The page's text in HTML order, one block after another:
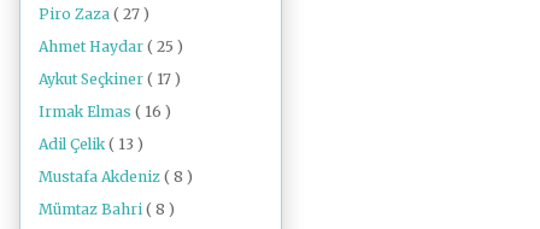
Piro Zaza ( 27 )
Ahmet Haydar ( 25 )
Aykut Seçkiner ( 17 )
Irmak Elmas ( 16 )
Adil Çelik ( 13 )
Mustafa Akdeniz ( 8 )
Mümtaz Bahri ( 8 )